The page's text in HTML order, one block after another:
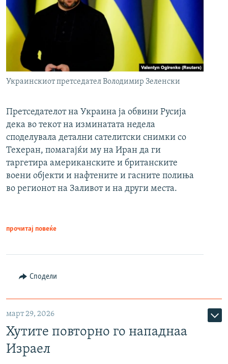
Украинскиот претседател Володимир Зеленски
Претседателот на Украина ја обвини Русија
дека во текот на изминатата недела
споделувала детални сателитски снимки со
Техеран, помагајќи му на Иран да ги
таргетира американските и британските
воени објекти и нафтените и гасните полиња
во регионот на Заливот и на други места.
прочитај повеќе
Сподели
март 29, 2026
Хутите повторно го нападнаа
Израел